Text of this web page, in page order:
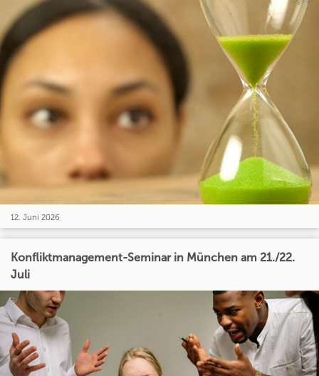
12. Juni 2026
Konfliktmanagement-Seminar in München am 21./22.
Juli